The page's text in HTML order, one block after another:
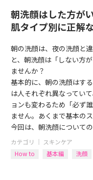
朝洗顔はした方が
肌タイプ別に正解
朝の洗顔は、夜の洗顔と
と、朝洗顔は「しない方
ませんか？
基本的に、朝の洗顔はす
は人それぞれ異なってい
ョンも変わるため「必ず
ません。あくまで基本の
今回は、朝洗顔について
カテゴリ ｜ スキンケア
How to
基本編 洗顔